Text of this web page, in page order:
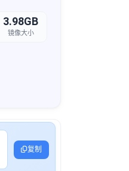
3.98GB
镜像大小
复制